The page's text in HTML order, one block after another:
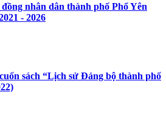
nhân dân thành phố Phổ Yên
- 2026
sách “Lịch sử Đảng bộ thành phố